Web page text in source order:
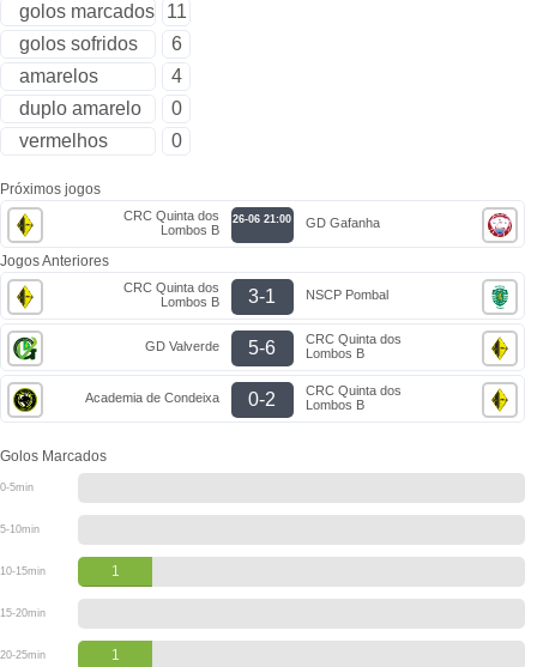
golos marcados
11
golos sofridos
6
amarelos
4
duplo amarelo
0
vermelhos
0
Próximos jogos
CRC Quinta dos
Lombos B
26-06 21:00 GD Gafanha
Jogos Anteriores
CRC Quinta dos
Lombos B
3-1 NSCP Pombal
GD Valverde 5-6
CRC Quinta dos
Lombos B
Academia de Condeixa 0-2
CRC Quinta dos
Lombos B
Golos Marcados
0-5min
5-10min
10-15min 1
15-20min
20-25min 1